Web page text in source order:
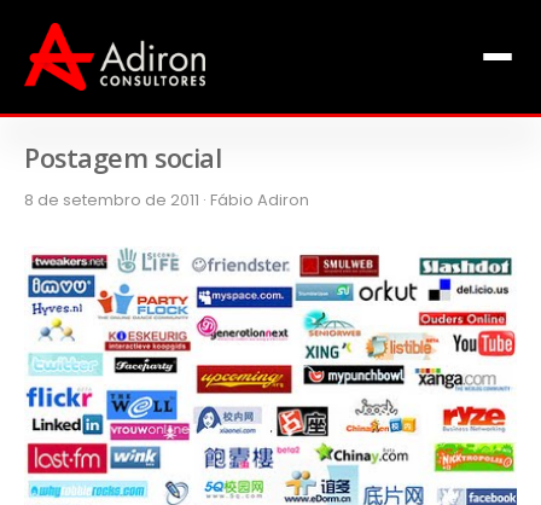
Livros de Fábio Adiron
Blog
Contato
Postagem social
8 de setembro de 2011 · Fábio Adiron